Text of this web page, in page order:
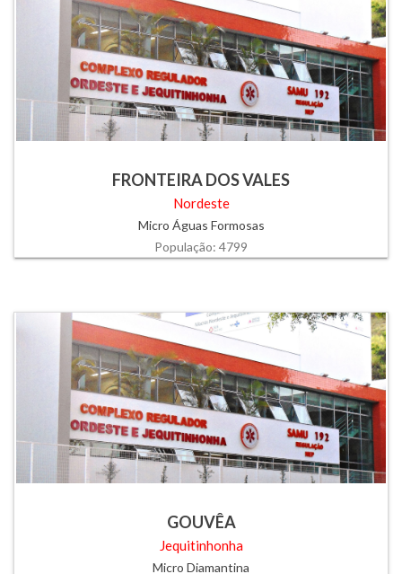
FRONTEIRA DOS VALES
Nordeste
Micro Águas Formosas
População: 4799
GOUVÊA
Jequitinhonha
Micro Diamantina